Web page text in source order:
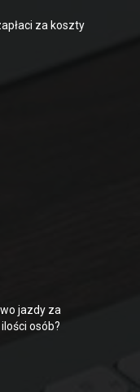
za koszty
jazdy za
osób?